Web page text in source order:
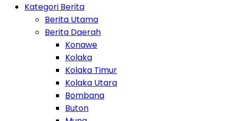
Kategori Berita
Berita Utama
Berita Daerah
Konawe
Kolaka
Kolaka Timur
Kolaka Utara
Bombana
Buton